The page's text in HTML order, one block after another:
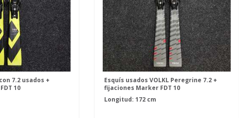
7.2 usados +
10
Esquís usados VOLKL Peregrine 7.2 +
fijaciones Marker FDT 10
Longitud: 172 cm